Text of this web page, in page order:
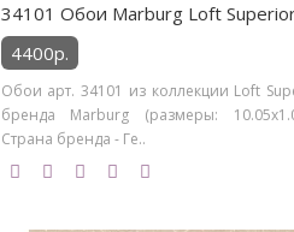
34101 Обои Marburg Loft
4400р.
Обои арт. 34101 из коллекции Loft
бренда Marburg (размеры:
Страна бренда - Ге..